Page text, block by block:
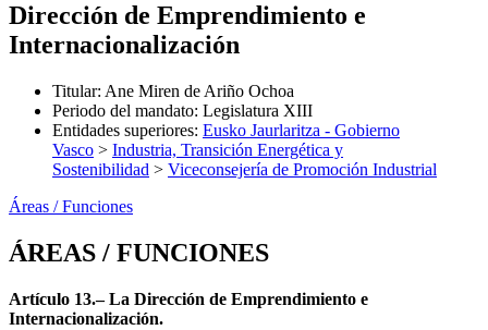
Dirección de Emprendimiento e
Internacionalización
Titular: Ane Miren de Ariño Ochoa
Periodo del mandato: Legislatura XIII
Entidades superiores: Eusko Jaurlaritza - Gobierno
Vasco > Industria, Transición Energética y
Sostenibilidad > Viceconsejería de Promoción Industrial
Áreas / Funciones
ÁREAS / FUNCIONES
Artículo 13.– La Dirección de Emprendimiento e
Internacionalización.